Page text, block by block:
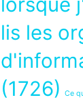
lis les
(1726)
Ce